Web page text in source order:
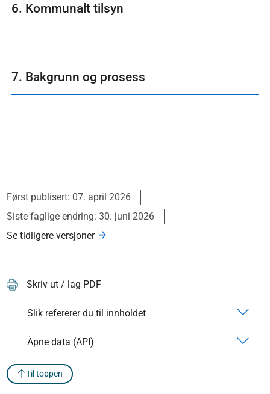
6. Kommunalt tilsyn
7. Bakgrunn og prosess
Først publisert: 07. april 2026
Siste faglige endring: 30. juni 2026
Se tidligere versjoner
Skriv ut / lag PDF
Slik refererer du til innholdet
Åpne data (API)
Til toppen